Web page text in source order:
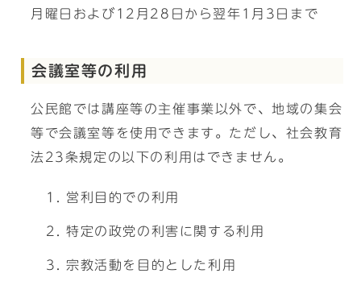
月曜日および12月28日から翌年1月3日まで
会議室等の利用
公民館では講座等の主催事業以外で、地域の集会
等で会議室等を使用できます。ただし、社会教育
法23条規定の以下の利用はできません。
営利目的での利用
特定の政党の利害に関する利用
宗教活動を目的とした利用